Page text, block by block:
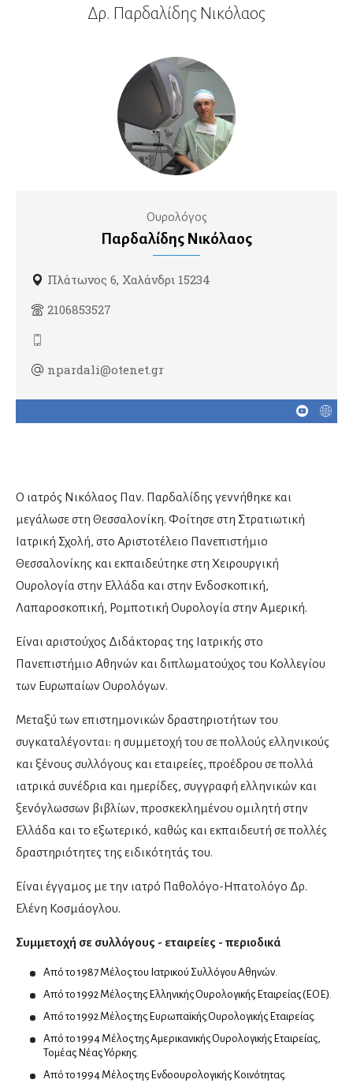
Βιοπαθολόγοι
Γενικοί Ιατροί
Ομοιοπαθητικοί
Ομοιοπαθητικοί
Σεξολόγοι
Υπέρηχοι
Υπογονιμότητα
Παιδοδερματολόγοι
Ενδοκρινολόγοι
Διαβητολόγοι
Παιδοενδοκρινολόγοι
Καρδιολόγοι
Ειδικοί καρδιολόγοι
Καρδιαγγειακή απεικόνιση
Παιδοκαρδιολόγοι
Δρ. Παρδαλίδης Νικόλαος
Ουρολόγος
Παρδαλίδης Νικόλαος
Πλάτωνος 6, Χαλάνδρι 15234
2106853527
npardali@otenet.gr
Ο ιατρός Νικόλαος Παν. Παρδαλίδης γεννήθηκε και
μεγάλωσε στη Θεσσαλονίκη. Φοίτησε στη Στρατιωτική
Ιατρική Σχολή, στο Αριστοτέλειο Πανεπιστήμιο
Θεσσαλονίκης και εκπαιδεύτηκε στη Χειρουργική
Ουρολογία στην Ελλάδα και στην Ενδοσκοπική,
Λαπαροσκοπική, Ρομποτική Ουρολογία στην Αμερική.
Είναι αριστούχος Διδάκτορας της Ιατρικής στο
Πανεπιστήμιο Αθηνών και διπλωματούχος του Κολλεγίου
των Ευρωπαίων Ουρολόγων.
Μεταξύ των επιστημονικών δραστηριοτήτων του
συγκαταλέγονται: η συμμετοχή του σε πολλούς ελληνικούς
και ξένους συλλόγους και εταιρείες, προέδρου σε πολλά
ιατρικά συνέδρια και ημερίδες, συγγραφή ελληνικών και
ξενόγλωσσων βιβλίων, προσκεκλημένου ομιλητή στην
Ελλάδα και το εξωτερικό, καθώς και εκπαιδευτή σε πολλές
δραστηριότητες της ειδικότητάς του.
Είναι έγγαμος με την ιατρό Παθολόγο-Ηπατολόγο Δρ.
Ελένη Κοσμάογλου.
Συμμετοχή σε συλλόγους - εταιρείες - περιοδικά
Από το 1987 Μέλος του Ιατρικού Συλλόγου Αθηνών.
Από το 1992 Μέλος της Ελληνικής Ουρολογικής Εταιρείας (ΕΟΕ).
Από το 1992 Μέλος της Ευρωπαϊκής Ουρολογικής Εταιρείας.
Από το 1994 Μέλος της Αμερικανικής Ουρολογικής Εταιρείας,
Τομέας Νέας Υόρκης.
Από το 1994 Μέλος της Ενδοουρολογικής Κοινότητας.